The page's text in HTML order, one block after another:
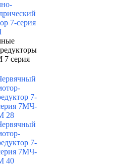
7-серия
серия
7-
7МЧ-
28
7-
7МЧ-
40